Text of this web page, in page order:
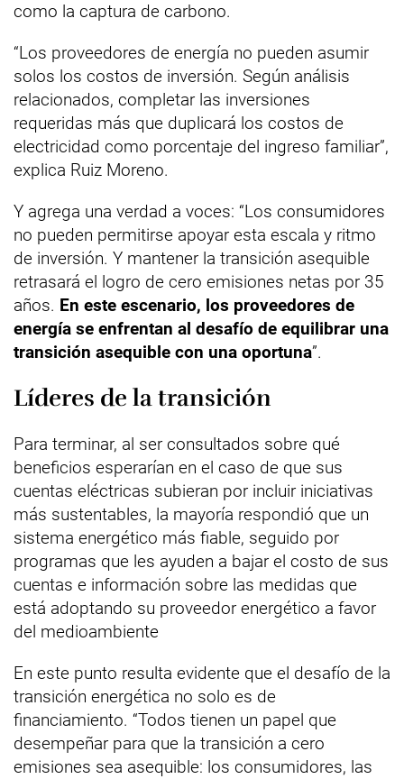
como la captura de carbono.
“Los proveedores de energía no pueden asumir
solos los costos de inversión. Según análisis
relacionados, completar las inversiones
requeridas más que duplicará los costos de
electricidad como porcentaje del ingreso familiar”,
explica Ruiz Moreno.
Y agrega una verdad a voces: “Los consumidores
no pueden permitirse apoyar esta escala y ritmo
de inversión. Y mantener la transición asequible
retrasará el logro de cero emisiones netas por 35
años. En este escenario, los proveedores de
energía se enfrentan al desafío de equilibrar una
transición asequible con una oportuna”.
Líderes de la transición
Para terminar, al ser consultados sobre qué
beneficios esperarían en el caso de que sus
cuentas eléctricas subieran por incluir iniciativas
más sustentables, la mayoría respondió que un
sistema energético más fiable, seguido por
programas que les ayuden a bajar el costo de sus
cuentas e información sobre las medidas que
está adoptando su proveedor energético a favor
del medioambiente
En este punto resulta evidente que el desafío de la
transición energética no solo es de
financiamiento. “Todos tienen un papel que
desempeñar para que la transición a cero
emisiones sea asequible: los consumidores, las